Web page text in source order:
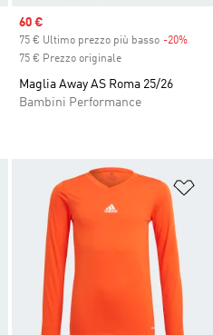
Sale price
60 €
75 € Ultimo prezzo più basso -20%
75 € Prezzo originale
Maglia Away AS Roma 25/26
Bambini Performance
Aggiungi alla lista dei desideri